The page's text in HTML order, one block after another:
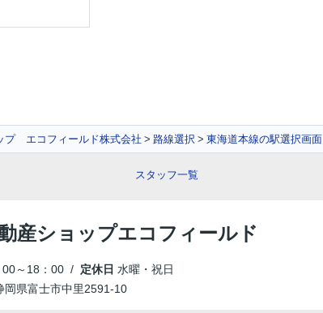
プ エコフィールド株式会社 路線選択 東海道本線の駅選択画面
スタッフ一覧
産ショップエコフィールド
00～18：00 / 定休日 水曜・祝日
岡県富士市中里2591-10